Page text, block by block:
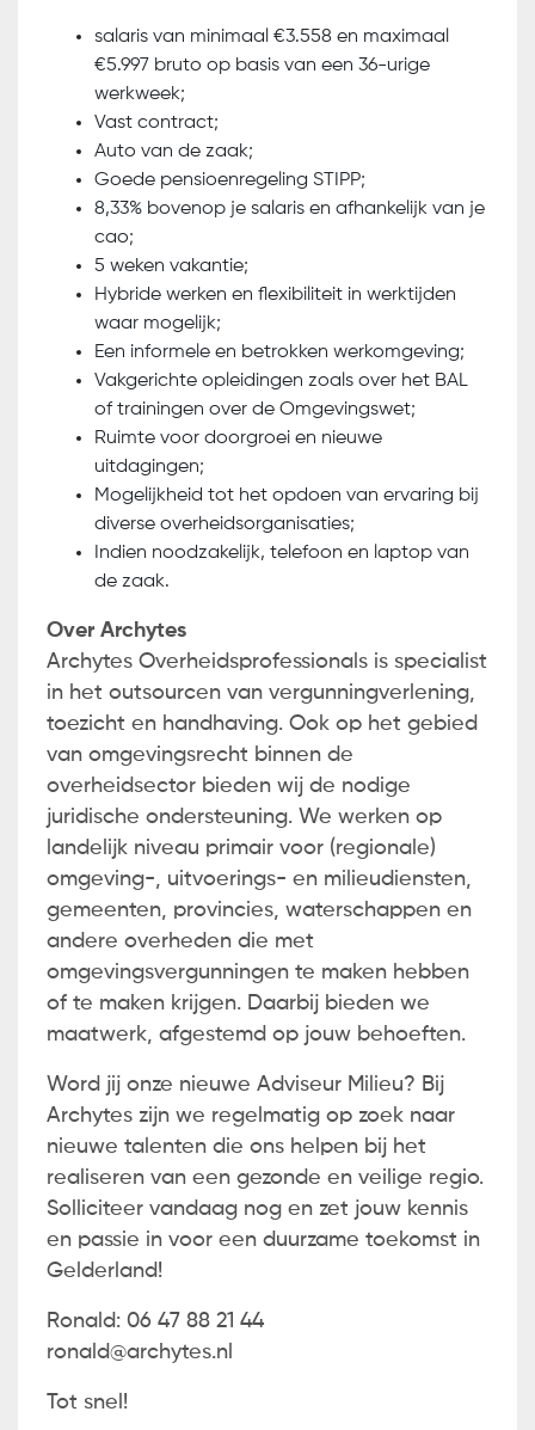
salaris van minimaal €3.558 en maximaal
€5.997 bruto op basis van een 36-urige
werkweek;
Vast contract;
Auto van de zaak;
Goede pensioenregeling STIPP;
8,33% bovenop je salaris en afhankelijk van je
cao;
5 weken vakantie;
Hybride werken en flexibiliteit in werktijden
waar mogelijk;
Een informele en betrokken werkomgeving;
Vakgerichte opleidingen zoals over het BAL
of trainingen over de Omgevingswet;
Ruimte voor doorgroei en nieuwe
uitdagingen;
Mogelijkheid tot het opdoen van ervaring bij
diverse overheidsorganisaties;
Indien noodzakelijk, telefoon en laptop van
de zaak.
Over Archytes
Archytes Overheidsprofessionals is specialist
in het outsourcen van vergunningverlening,
toezicht en handhaving. Ook op het gebied
van omgevingsrecht binnen de
overheidsector bieden wij de nodige
juridische ondersteuning. We werken op
landelijk niveau primair voor (regionale)
omgeving-, uitvoerings- en milieudiensten,
gemeenten, provincies, waterschappen en
andere overheden die met
omgevingsvergunningen te maken hebben
of te maken krijgen. Daarbij bieden we
maatwerk, afgestemd op jouw behoeften.
Word jij onze nieuwe Adviseur Milieu? Bij
Archytes zijn we regelmatig op zoek naar
nieuwe talenten die ons helpen bij het
realiseren van een gezonde en veilige regio.
Solliciteer vandaag nog en zet jouw kennis
en passie in voor een duurzame toekomst in
Gelderland!
Ronald: 06 47 88 21 44
ronald@archytes.nl
Tot snel!